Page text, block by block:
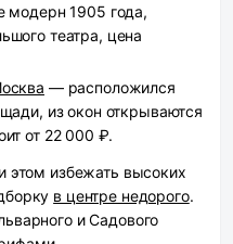
модерн 1905 года,
театра, цена
— расположился
из окон открываются
от 22 000 ₽.
этом избежать высоких
в центре недорого.
и Садового